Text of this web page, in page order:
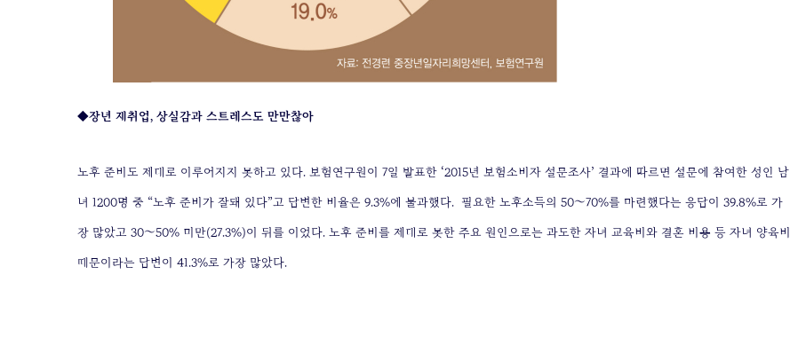
◆장년 재취업, 상실감과 스트레스도 만만찮아
노후 준비도 제대로 이루어지지 못하고 있다. 보험연구원이 7일 발표한 ‘2015년 보험소비자 설문조사’ 결과에 따르면 설문에 참여한 성인 남
녀 1200명 중 “노후 준비가 잘돼 있다”고 답변한 비율은 9.3%에 불과했다. 필요한 노후소득의 50∼70%를 마련했다는 응답이 39.8%로 가
장 많았고 30∼50% 미만(27.3%)이 뒤를 이었다. 노후 준비를 제대로 못한 주요 원인으로는 과도한 자녀 교육비와 결혼 비용 등 자녀 양육비
때문이라는 답변이 41.3%로 가장 많았다.